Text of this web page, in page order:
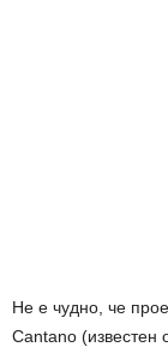
Не е чудно, че
Cantano (известен